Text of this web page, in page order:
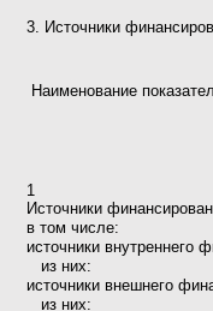
3. Источники
Наименование
1
Источники
в том числе:
источники внутреннего
из них:
источники внешнего
из них: